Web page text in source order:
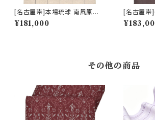
[名古屋帯]本場琉球 南風原花
織 現代の名工 大城一夫 作 手
織り 八寸帯 正絹 日本製(商品
¥181,000
[名古屋帯
本場琉球
九寸帯 正
その他の商品